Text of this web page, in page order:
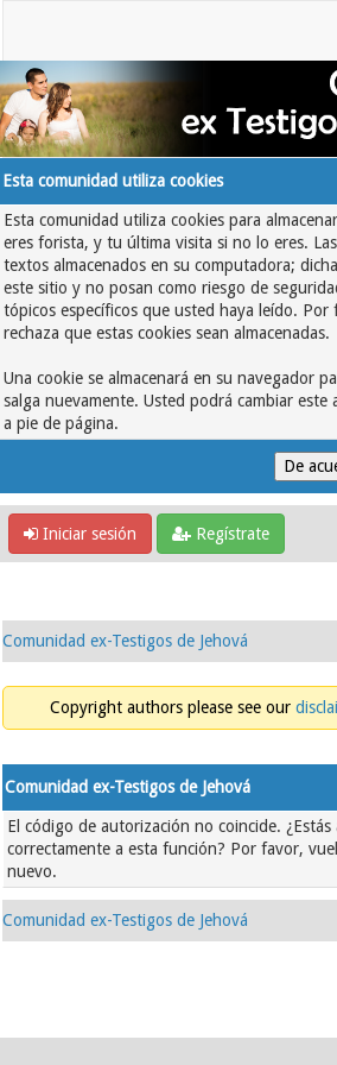
Esta comunidad utiliza cookies
Esta comunidad utiliza cookies para
eres forista, y tu última visita si no lo eres.
textos almacenados en su computadora;
este sitio y no posan como riesgo de
tópicos específicos que usted haya leído. Por
rechaza que estas cookies sean almacenadas.
Una cookie se almacenará en su navegador
salga nuevamente. Usted podrá cambiar este
a pie de página.
Iniciar sesión Regístrate
Comunidad ex-Testigos de Jehová
Copyright authors please see our
Comunidad ex-Testigos de Jehová
El código de autorización no coincide. ¿Estás
correctamente a esta función? Por favor,
nuevo.
Comunidad ex-Testigos de Jehová